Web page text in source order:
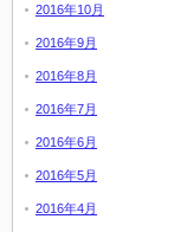
2016年10月
2016年9月
2016年8月
2016年7月
2016年6月
2016年5月
2016年4月